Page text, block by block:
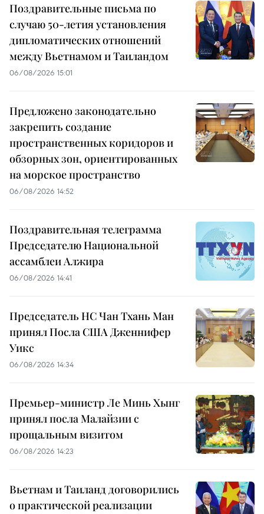
Поздравительные письма по
случаю 50-летия установления
дипломатических отношений
между Вьетнамом и Таиландом
06/08/2026 15:01
Предложено законодательно
закрепить создание
пространственных коридоров и
обзорных зон, ориентированных
на морское пространство
06/08/2026 14:52
Поздравительная телеграмма
Председателю Национальной
ассамблеи Алжира
06/08/2026 14:41
Председатель НС Чан Тхань Ман
принял Посла США Дженнифер
Уикс
06/08/2026 14:34
Премьер-министр Ле Минь Хынг
принял посла Малайзии с
прощальным визитом
06/08/2026 14:23
Вьетнам и Таиланд договорились
о практической реализации